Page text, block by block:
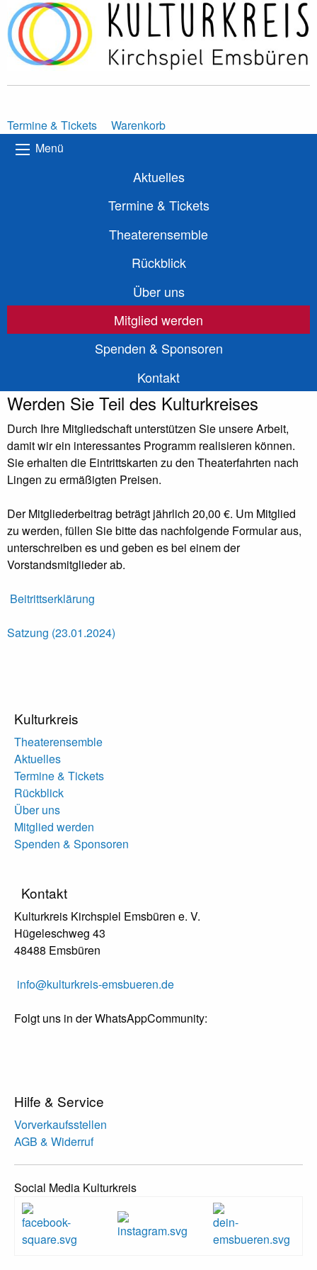
Termine & Tickets
Warenkorb
Menü
Aktuelles
Termine & Tickets
Theaterensemble
Rückblick
Über uns
Mitglied werden
Spenden & Sponsoren
Kontakt
Werden Sie Teil des Kulturkreises
Durch Ihre Mitgliedschaft unterstützen Sie unsere Arbeit,
damit wir ein interessantes Programm realisieren können.
Sie erhalten die Eintrittskarten zu den Theaterfahrten nach
Lingen zu ermäßigten Preisen.
Der Mitgliederbeitrag beträgt jährlich 20,00 €. Um Mitglied
zu werden, füllen Sie bitte das nachfolgende Formular aus,
unterschreiben es und geben es bei einem der
Vorstandsmitglieder ab.
Beitrittserklärung
Satzung (23.01.2024)
Kulturkreis
Theaterensemble
Aktuelles
Termine & Tickets
Rückblick
Über uns
Mitglied werden
Spenden & Sponsoren
Kontakt
Kulturkreis Kirchspiel Emsbüren e. V.
Hügeleschweg 43
48488 Emsbüren
info@kulturkreis-emsbueren.de
Folgt uns in der WhatsAppCommunity:
Hilfe & Service
Vorverkaufsstellen
AGB & Widerruf
Social Media Kulturkreis